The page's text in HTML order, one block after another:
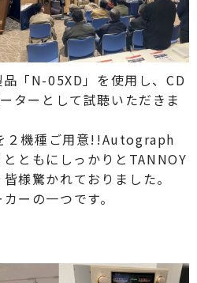
「N-05XD」を使用し、CD
ターとして試聴いただきま
２機種ご用意!!Autograph
ともにしっかりとTANNOY
様驚かれておりました。
ーの一つです。